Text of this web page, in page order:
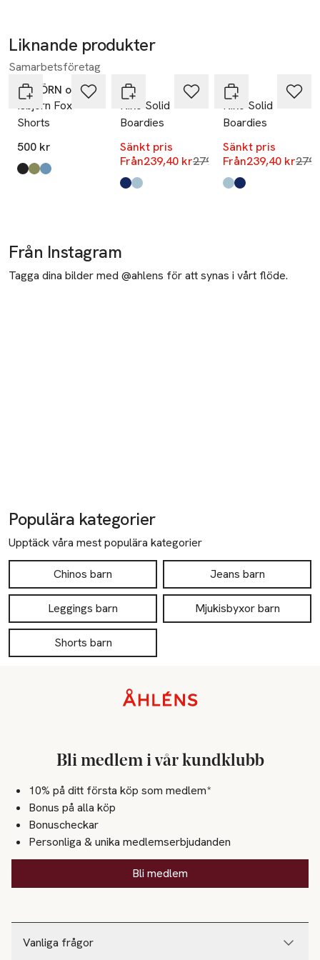
Liknande produkter
Hoppa över bildspelet
Samarbetsföretag
ISBJÖRN of Sweden
Isbjörn Fox
Shorts
500 kr
Produkten finns i färgerna:
black,
moss,
lagoon,
Molo
Niko Solid
Boardies
Sänkt pris
Från239,40 krLägsta pris 30 dagar
279,30 kr
Produkten finns i färgerna:
Oceanica
Stream
Molo
Niko Solid
Boardies
Sänkt pris
Från239,40 kr
Produkten finns i
Stream
Oceanica
Från Instagram
Tagga dina bilder med @ahlens för att synas i vårt flöde.
Populära kategorier
Upptäck våra mest populära kategorier
Chinos barn Jeans barn
Leggings barn Mjukisbyxor barn
Shorts barn
Vanliga frågor
Bli medlem i vår kundklubb
10% på ditt första köp som medlem*
Bonus på alla köp
Bonuscheckar
Personliga & unika medlemserbjudanden
Bli medlem